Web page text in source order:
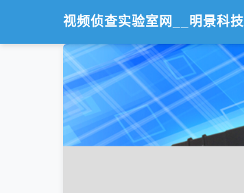
视频侦查实验室网__明景科技